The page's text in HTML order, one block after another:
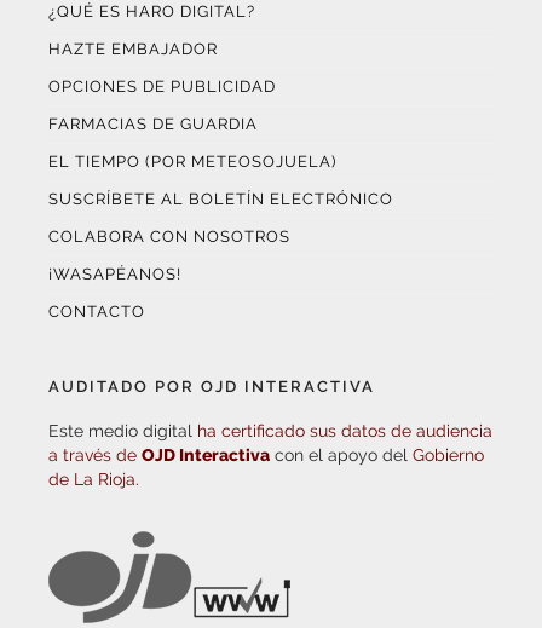
¿QUÉ ES HARO DIGITAL?
HAZTE EMBAJADOR
OPCIONES DE PUBLICIDAD
FARMACIAS DE GUARDIA
EL TIEMPO (POR METEOSOJUELA)
SUSCRÍBETE AL BOLETÍN ELECTRÓNICO
COLABORA CON NOSOTROS
¡WASAPÉANOS!
CONTACTO
AUDITADO POR OJD INTERACTIVA
Este medio digital ha certificado sus datos de audiencia
a través de OJD Interactiva con el apoyo del Gobierno
de La Rioja.